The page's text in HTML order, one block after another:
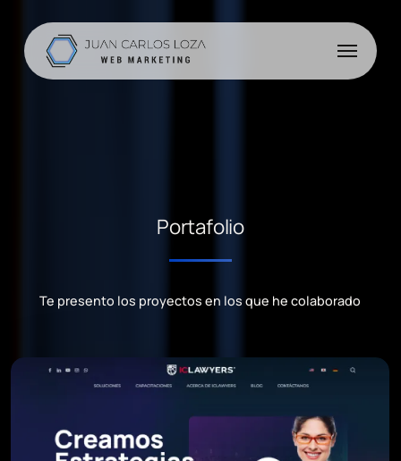
main
content
Menu
Portafolio
Te presento los proyectos en los que he colaborado